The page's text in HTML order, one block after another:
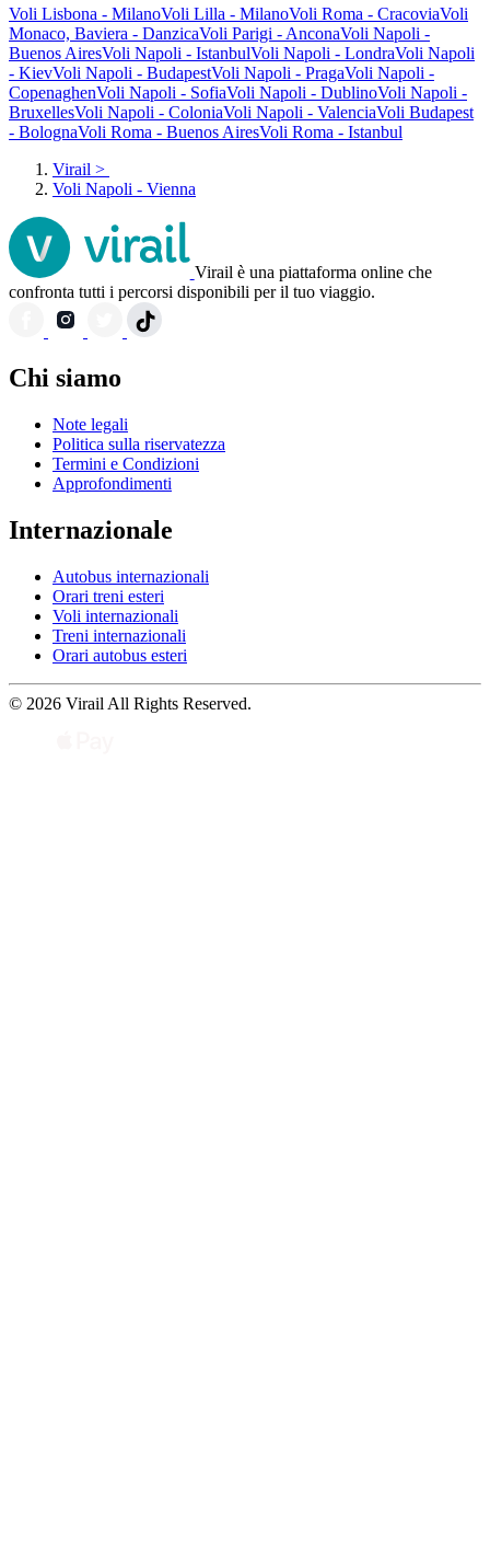
Voli Lisbona - MilanoVoli Lilla - MilanoVoli Roma - CracoviaVoli
Monaco, Baviera - DanzicaVoli Parigi - AnconaVoli Napoli -
Buenos AiresVoli Napoli - IstanbulVoli Napoli - LondraVoli Napoli
- KievVoli Napoli - BudapestVoli Napoli - PragaVoli Napoli -
CopenaghenVoli Napoli - SofiaVoli Napoli - DublinoVoli Napoli -
BruxellesVoli Napoli - ColoniaVoli Napoli - ValenciaVoli Budapest
- BolognaVoli Roma - Buenos AiresVoli Roma - Istanbul
Virail >
Voli Napoli - Vienna
Virail è una piattaforma online che
confronta tutti i percorsi disponibili per il tuo viaggio.
Chi siamo
Note legali
Politica sulla riservatezza
Termini e Condizioni
Approfondimenti
Internazionale
Autobus internazionali
Orari treni esteri
Voli internazionali
Treni internazionali
Orari autobus esteri
© 2026 Virail All Rights Reserved.